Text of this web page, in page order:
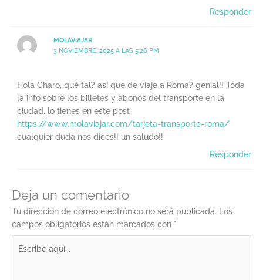
Responder
MOLAVIAJAR
3 NOVIEMBRE, 2025 A LAS 5:26 PM
Hola Charo, qué tal? así que de viaje a Roma? genial!! Toda
la info sobre los billetes y abonos del transporte en la
ciudad, lo tienes en este post
https://www.molaviajar.com/tarjeta-transporte-roma/
cualquier duda nos dices!! un saludo!!
Responder
Deja un comentario
Tu dirección de correo electrónico no será publicada. Los
campos obligatorios están marcados con *
aquí...